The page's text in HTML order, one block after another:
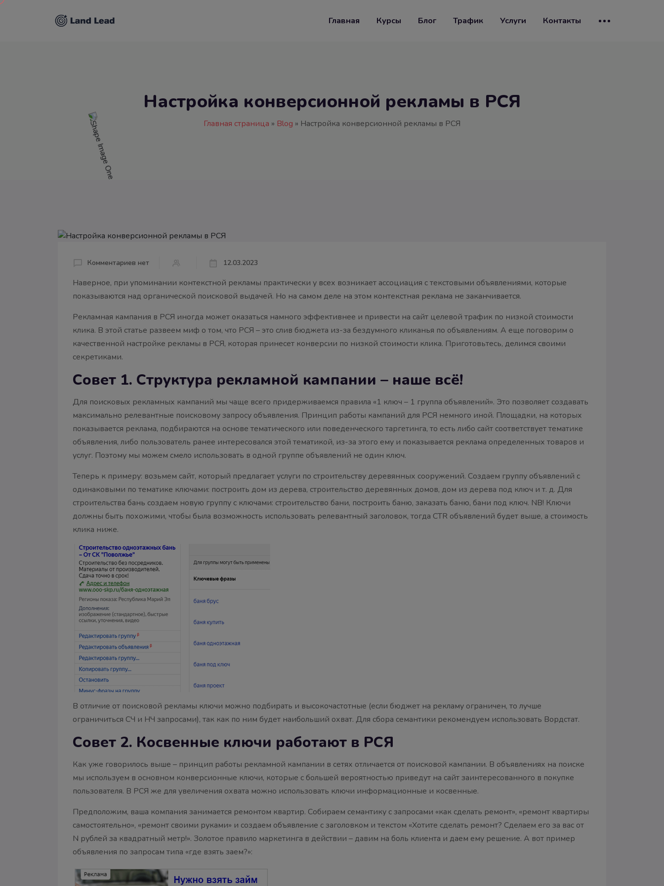
Главная Курсы Блог Трафик Услуги Контакты
Настройка конверсионной рекламы в РСЯ
Главная страница » Blog » Настройка конверсионной рекламы в РСЯ
Комментариев нет 12.03.2023
Наверное, при упоминании контекстной рекламы практически у всех возникает ассоциация с текстовыми объявлениями, которые
показываются над органической поисковой выдачей. Но на самом деле на этом контекстная реклама не заканчивается.
Рекламная кампания в РСЯ иногда может оказаться намного эффективнее и привести на сайт целевой трафик по низкой стоимости
клика. В этой статье развеем миф о том, что РСЯ – это слив бюджета из-за бездумного кликанья по объявлениям. А еще поговорим о
качественной настройке рекламы в РСЯ, которая принесет конверсии по низкой стоимости клика. Приготовьтесь, делимся своими
секретиками.
Совет 1. Структура рекламной кампании – наше всё!
Для поисковых рекламных кампаний мы чаще всего придерживаемся правила «1 ключ – 1 группа объявлений». Это позволяет создавать
максимально релевантные поисковому запросу объявления. Принцип работы кампаний для РСЯ немного иной. Площадки, на которых
показывается реклама, подбираются на основе тематического или поведенческого таргетинга, то есть либо сайт соответствует тематике
объявления, либо пользователь ранее интересовался этой тематикой, из-за этого ему и показывается реклама определенных товаров и
услуг. Поэтому мы можем смело использовать в одной группе объявлений не один ключ.
Теперь к примеру: возьмем сайт, который предлагает услуги по строительству деревянных сооружений. Создаем группу объявлений с
одинаковыми по тематике ключами: построить дом из дерева, строительство деревянных домов, дом из дерева под ключ и т. д. Для
строительства бань создаем новую группу с ключами: строительство бани, построить баню, заказать баню, бани под ключ. NB! Ключи
должны быть похожими, чтобы была возможность использовать релевантный заголовок, тогда CTR объявлений будет выше, а стоимость
клика ниже.
В отличие от поисковой рекламы ключи можно подбирать и высокочастотные (если бюджет на рекламу ограничен, то лучше
ограничиться СЧ и НЧ запросами), так как по ним будет наибольший охват. Для сбора семантики рекомендуем использовать Вордстат.
Совет 2. Косвенные ключи работают в РСЯ
Как уже говорилось выше – принцип работы рекламной кампании в сетях отличается от поисковой кампании. В объявлениях на поиске
мы используем в основном конверсионные ключи, которые с большей вероятностью приведут на сайт заинтересованного в покупке
пользователя. В РСЯ же для увеличения охвата можно использовать ключи информационные и косвенные.
Предположим, ваша компания занимается ремонтом квартир. Собираем семантику с запросами «как сделать ремонт», «ремонт квартиры
самостоятельно», «ремонт своими руками» и создаем объявление с заголовком и текстом «Хотите сделать ремонт? Сделаем его за вас от
N рублей за квадратный метр!». Золотое правило маркетинга в действии – давим на боль клиента и даем ему решение. А вот пример
объявления по запросам типа «где взять заем?»: